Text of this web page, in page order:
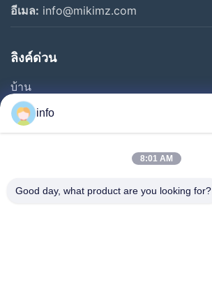
อีเมล: info@mikimz.com
ลิงค์ด่วน
บ้าน
สินค้า
รายการ VR
ทัวร์โรงงาน
info
8:01 AM
Good day, what product are you looking for?